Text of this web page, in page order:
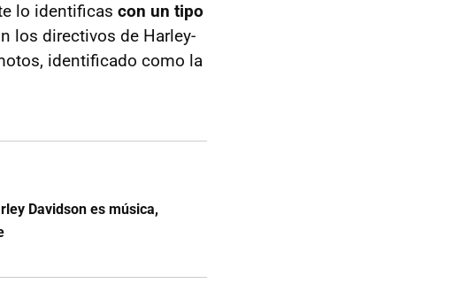
lo identificas con un tipo
los directivos de Harley-
identificado como la
Davidson es música,